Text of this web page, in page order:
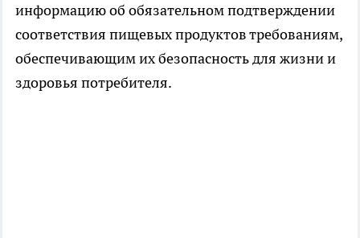
информацию об обязательном подтверждении
соответствия пищевых продуктов требованиям,
обеспечивающим их безопасность для жизни и
здоровья потребителя.